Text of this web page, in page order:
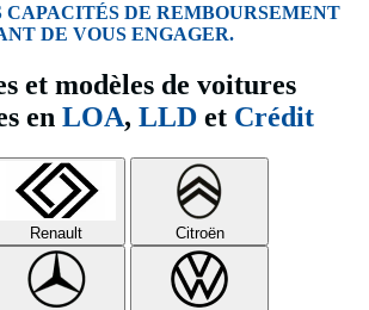
DE REMBOURSEMENT
DE VOUS ENGAGER.
et modèles de voitures
en LOA, LLD et Crédit
Renault Citroën